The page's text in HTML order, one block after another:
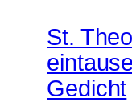
St.
Gedicht